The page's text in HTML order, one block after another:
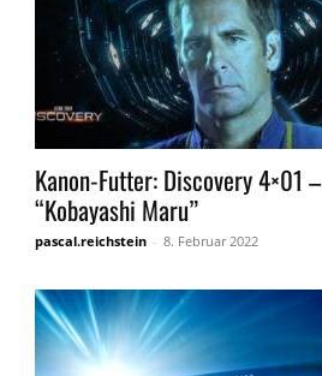
Kanon-Futter: Discovery 4×01 –
“Kobayashi Maru”
pascal.reichstein - 8. Februar 2022